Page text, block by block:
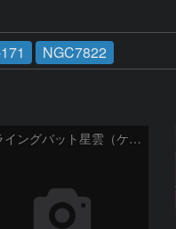
NGC7822
フライングバット星雲（ケフェウス座）